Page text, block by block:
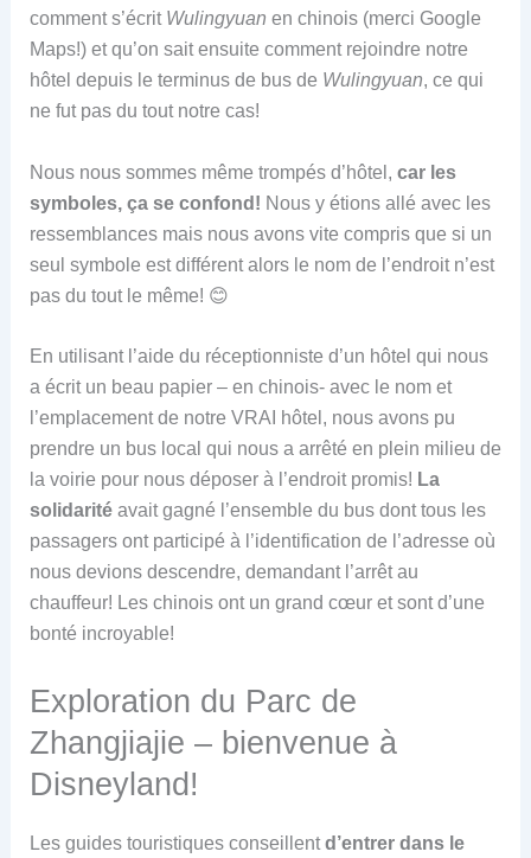
comment s’écrit Wulingyuan en chinois (merci Google
Maps!) et qu’on sait ensuite comment rejoindre notre
hôtel depuis le terminus de bus de Wulingyuan, ce qui
ne fut pas du tout notre cas!
Nous nous sommes même trompés d’hôtel, car les
symboles, ça se confond! Nous y étions allé avec les
ressemblances mais nous avons vite compris que si un
seul symbole est différent alors le nom de l’endroit n’est
pas du tout le même! 😊
En utilisant l’aide du réceptionniste d’un hôtel qui nous
a écrit un beau papier – en chinois- avec le nom et
l’emplacement de notre VRAI hôtel, nous avons pu
prendre un bus local qui nous a arrêté en plein milieu de
la voirie pour nous déposer à l’endroit promis! La
solidaritéavait gagné l’ensemble du bus dont tous les
passagers ont participé à l’identification de l’adresse où
nous devions descendre, demandant l’arrêt au
chauffeur! Les chinois ont un grand cœur et sont d’une
bonté incroyable!
Exploration du Parc de
Zhangjiajie – bienvenue à
Disneyland!
Les guides touristiques conseillentd’entrer dans le